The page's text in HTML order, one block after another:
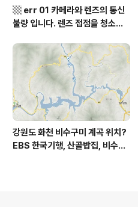
▩ err 01 카메라와 렌즈의 통신
불량 입니다. 렌즈 접점을 청소하
강원도 화천 비수구미 계곡 위치?
EBS 한국기행, 산골밥집, 비수구